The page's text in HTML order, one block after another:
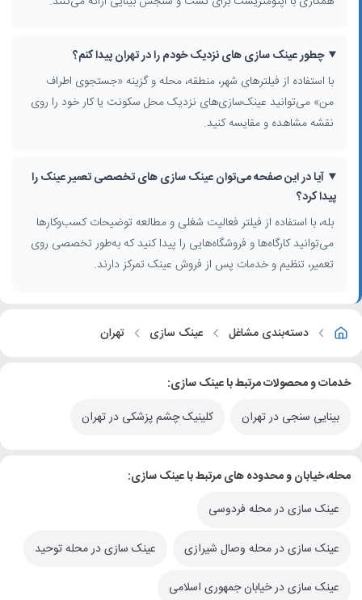
مشتریان قبلی
بررسی نوع فعالیت شغلی: عینک‌سازی طبی، تعمیر تخصصی عینک، فروش لنز،
عینک آفتابی یا ترکیبی از همه
توجه به برندهای عینک و لنز ارائه شده در توضیحات کسب‌وکار (فریم‌های طبی،
فشن و ورزشی)
با استفاده از نقشه و فیلترهای این صفحه می‌توانید نزدیک‌ترین و
مناسب‌ترین فروشگاه یا کارگاه را پیدا کرده و برای خرید عینک، ساخت عینک
جدید یا تعمیر فریم فعلی خود تصمیم‌گیری کنید.
چطور عینک سازی های نزدیک خودم را در تهران پیدا کنم؟
با استفاده از فیلترهای شهر، منطقه، محله و گزینه «جستجوی اطراف
من» می‌توانید عینک‌سازی‌های نزدیک محل سکونت یا کار خود را روی
نقشه مشاهده و مقایسه کنید.
آیا در این صفحه می‌توان عینک سازی های تخصصی تعمیر عینک را
پیدا کرد؟
بله، با استفاده از فیلتر فعالیت شغلی و مطالعه توضیحات کسب‌وکارها
می‌توانید کارگاه‌ها و فروشگاه‌هایی را پیدا کنید که به‌طور تخصصی روی
تعمیر، تنظیم و خدمات پس از فروش عینک تمرکز دارند.
دسته‌بندی مشاغل عینک سازی تهران
خدمات و محصولات مرتبط با عینک سازی:
بینایی سنجی در تهران
کلینیک چشم پزشکی در تهران
محله، خیابان و محدوده های مرتبط با عینک سازی:
عینک سازی در محله فردوسی
عینک سازی در محله وصال شیرازی عینک سازی در محله توحید
عینک سازی در خیابان جمهوری اسلامی